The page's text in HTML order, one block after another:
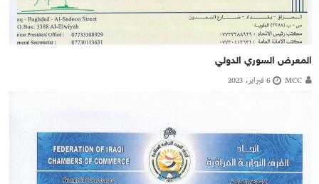
المعرض السوري الدولي
MCC 6 فبراير، 2023